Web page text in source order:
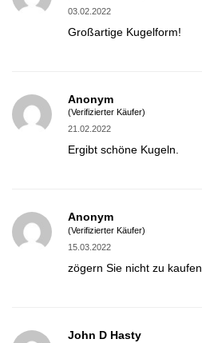
03.02.2022
Großartige Kugelform!
Anonym
(Verifizierter Käufer)
21.02.2022
Ergibt schöne Kugeln.
Anonym
(Verifizierter Käufer)
15.03.2022
zögern Sie nicht zu kaufen
John D Hasty